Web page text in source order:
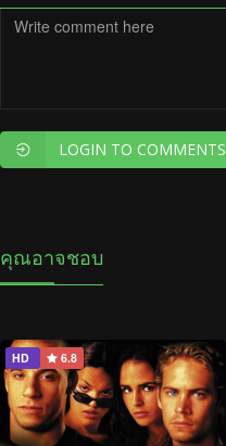
LOGIN TO COMMENTS
คุณอาจชอบ
HD 6.8